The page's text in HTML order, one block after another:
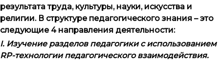
результата труда, культуры, науки, искусства и
религии. В структуре педагогического знания – это
следующие 4 направления деятельности:
I. Изучение разделов педагогики с использованием
RP-технологии педагогического взаимодействия.